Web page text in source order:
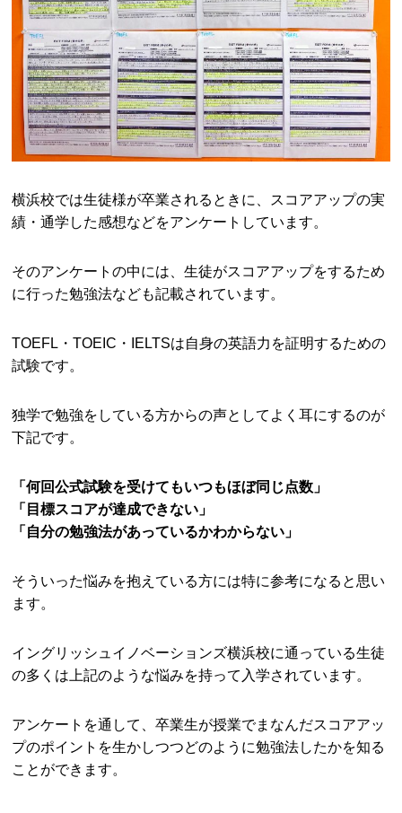
横浜校では生徒様が卒業されるときに、スコアアップの実
績・通学した感想などをアンケートしています。
そのアンケートの中には、生徒がスコアアップをするため
に行った勉強法なども記載されています。
TOEFL・TOEIC・IELTSは自身の英語力を証明するための
試験です。
独学で勉強をしている方からの声としてよく耳にするのが
下記です。
「何回公式試験を受けてもいつもほぼ同じ点数」
「目標スコアが達成できない」
「自分の勉強法があっているかわからない」
そういった悩みを抱えている方には特に参考になると思い
ます。
イングリッシュイノベーションズ横浜校に通っている生徒
の多くは上記のような悩みを持って入学されています。
アンケートを通して、卒業生が授業でまなんだスコアアッ
プのポイントを生かしつつどのように勉強法したかを知る
ことができます。